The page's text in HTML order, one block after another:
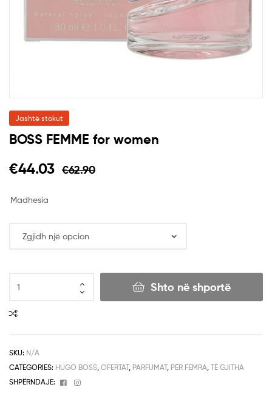
Jashtë stokut
BOSS FEMME for women
€62.90
€44.03
Madhesia
Shto në shportë
SKU: N/A
CATEGORIES: HUGO BOSS OFERTAT, PARFUMAT, PËR FEMRA TË GJITHA
SHPËRNDAJE:
Facebook
Instagram